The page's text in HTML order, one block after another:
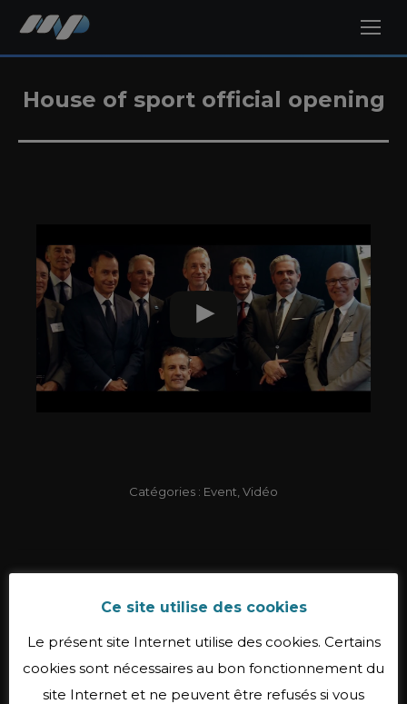
House of sport official opening
Catégories : Event Vidéo
Navigation
commentaire
Onglet
précédent
IBW 50th Anniversary Concert
SUIVANT
Projets
DELA Office inauguration
Ce site utilise des cookies
Le présent site Internet utilise des cookies. Certains
cookies sont nécessaires au bon fonctionnement du
site Internet et ne peuvent être refusés si vous